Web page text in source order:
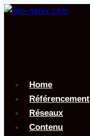
Aller
Home
Référencement
Réseaux
Contenu